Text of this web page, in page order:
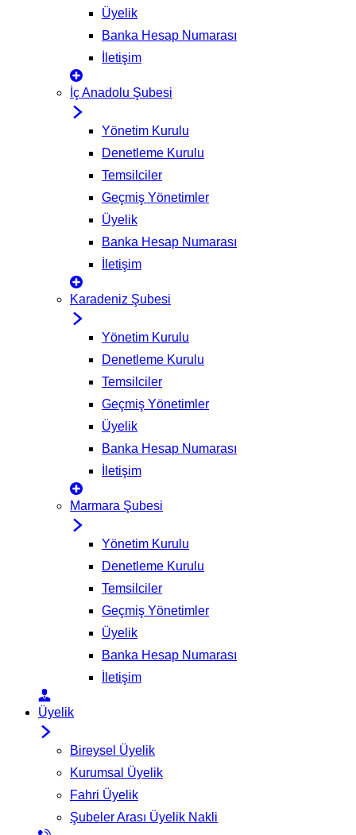
Üyelik
Banka Hesap Numarası
İletişim
İç Anadolu Şubesi
Yönetim Kurulu
Denetleme Kurulu
Temsilciler
Geçmiş Yönetimler
Üyelik
Banka Hesap Numarası
İletişim
Karadeniz Şubesi
Yönetim Kurulu
Denetleme Kurulu
Temsilciler
Geçmiş Yönetimler
Üyelik
Banka Hesap Numarası
İletişim
Marmara Şubesi
Yönetim Kurulu
Denetleme Kurulu
Temsilciler
Geçmiş Yönetimler
Üyelik
Banka Hesap Numarası
İletişim
Üyelik
Bireysel Üyelik
Kurumsal Üyelik
Fahri Üyelik
Şubeler Arası Üyelik Nakli